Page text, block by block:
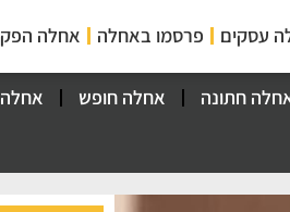
עסקים פרסמו באחלה אחלה
חתונה אחלה חופש